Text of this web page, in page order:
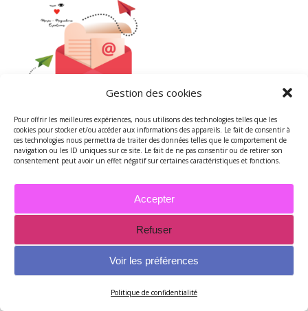
Gestion des cookies
Pour offrir les meilleures expériences, nous utilisons des technologies telles que les
cookies pour stocker et/ou accéder aux informations des appareils. Le fait de consentir à
ces technologies nous permettra de traiter des données telles que le comportement de
navigation ou les ID uniques sur ce site. Le fait de ne pas consentir ou de retirer son
consentement peut avoir un effet négatif sur certaines caractéristiques et fonctions.
Accepter
Refuser
Voir les préférences
Politique de confidentialité
MES CHRONIQUES RADIO